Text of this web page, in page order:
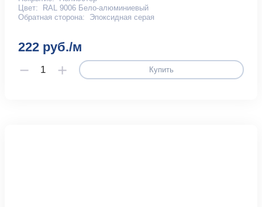
Цвет:
RAL 9006 Бело-алюминиевый
Обратная сторона:
Эпоксидная серая
222 руб./м
Купить